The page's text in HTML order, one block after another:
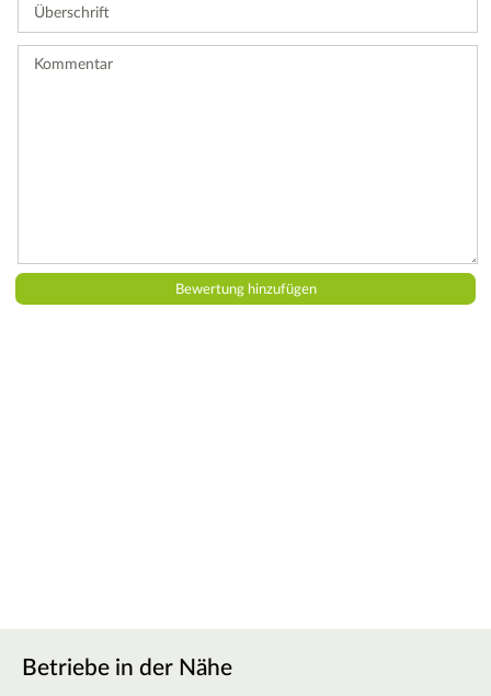
eine
Betriebe in der Nähe